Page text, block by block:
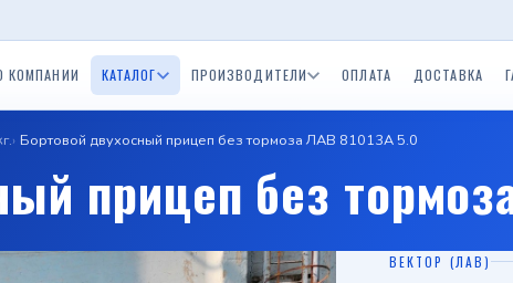
КОМПАНИИ КАТАЛОГ
легковые
до 750 кг.
Прицепы для водной
техники (лодочные)
ПРОИЗВОДИТЕЛИ
Прицепы Экспедиция
(Краснокамский РМЗ)
Прицепы ССТ
ОПЛАТА ДОСТАВКА
Бортовой двухосный прицеп без тормоза ЛАВ 81013A 5.0
прицеп без
ВЕКТОР (ЛАВ)